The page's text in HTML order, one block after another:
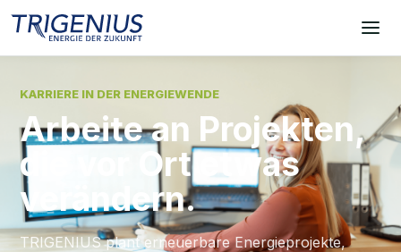
KARRIERE IN DER ENERGIEWENDE
Arbeite an Projekten,
die vor Ort etwas
verändern.
TRIGENIUS plant erneuerbare Energieprojekte,